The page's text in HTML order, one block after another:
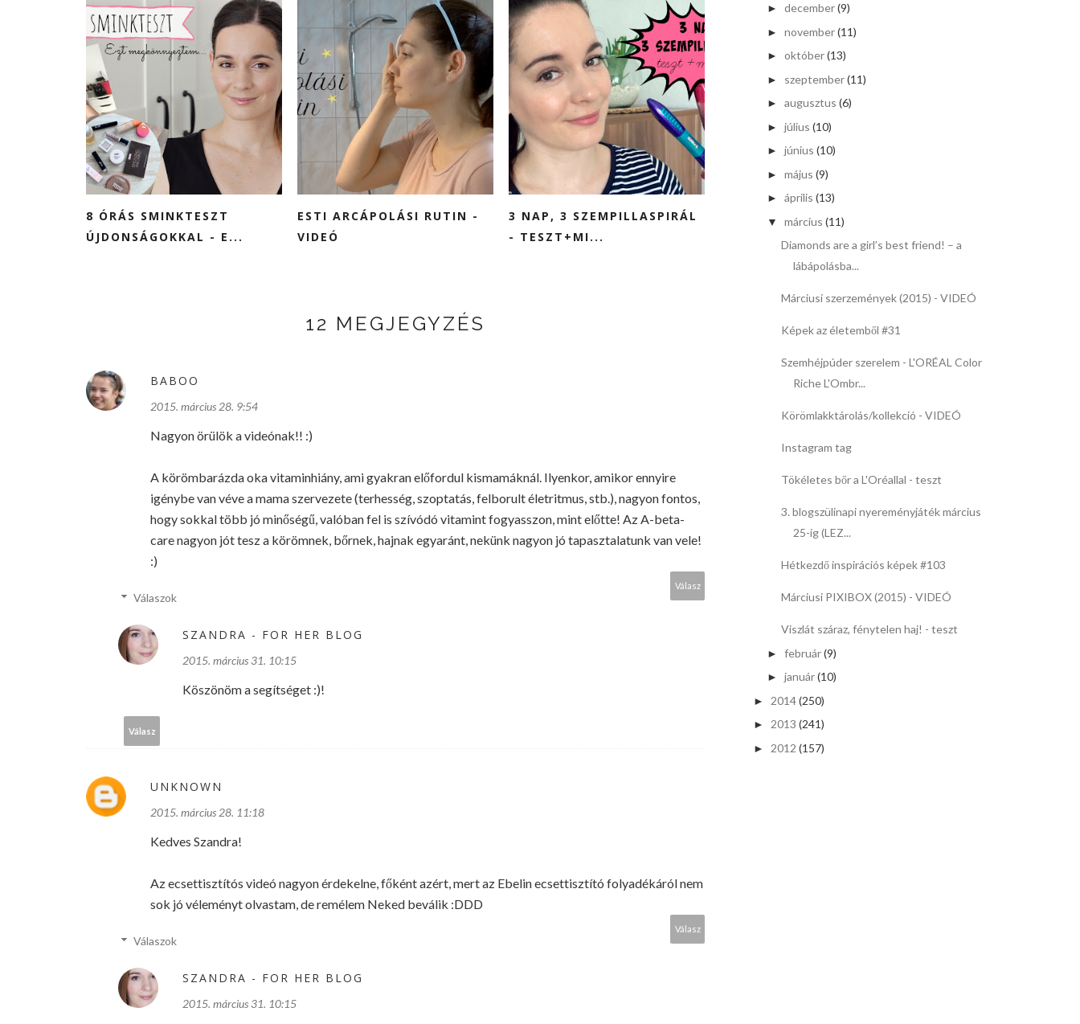
8 ÓRÁS SMINKTESZT
ÚJDONSÁGOKKAL - E...
ESTI ARCÁPOLÁSI RUTIN -
VIDEÓ
3 NAP, 3 SZEMPILLASPIRÁL
- TESZT+MI...
12 MEGJEGYZÉS
BABOO
2015. március 28. 9:54
Nagyon örülök a videónak!! :)
A körömbarázda oka vitaminhiány, ami gyakran előfordul kismamáknál. Ilyenkor, amikor ennyire
igénybe van véve a mama szervezete (terhesség, szoptatás, felborult életritmus, stb.), nagyon fontos,
hogy sokkal több jó minőségű, valóban fel is szívódó vitamint fogyasszon, mint előtte! Az A-beta-
care nagyon jót tesz a körömnek, bőrnek, hajnak egyaránt, nekünk nagyon jó tapasztalatunk van vele!
:)
Válasz
Válaszok
SZANDRA - FOR HER BLOG
2015. március 31. 10:15
Köszönöm a segítséget :)!
Válasz
UNKNOWN
2015. március 28. 11:18
Kedves Szandra!
Az ecsettisztítós videó nagyon érdekelne, főként azért, mert az Ebelin ecsettisztító folyadékáról nem
sok jó véleményt olvastam, de remélem Neked beválik :DDD
Válasz
Válaszok
SZANDRA - FOR HER BLOG
2015. március 31. 10:15
► december(9)
► november(11)
► október(13)
► szeptember(11)
► augusztus (6)
► július (10)
► június (10)
► május (9)
► április (13)
▼ március (11)
Diamonds are a girl’s best friend! – a
lábápolásba...
Márciusi szerzemények (2015) - VIDEÓ
Képek az életemből #31
Szemhéjpúder szerelem - L'ORÉAL Color
Riche L'Ombr...
Körömlakktárolás/kollekció - VIDEÓ
Instagram tag
Tökéletes bőr a L'Oréallal - teszt
3. blogszülinapi nyereményjáték március
25-ig (LEZ...
Hétkezdő inspirációs képek #103
Márciusi PIXIBOX (2015) - VIDEÓ
Viszlát száraz, fénytelen haj! - teszt
► február(9)
► január(10)
► 2014(250)
► 2013 (241)
► 2012 (157)